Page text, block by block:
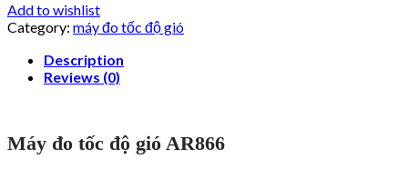
Add to wishlist
Category: máy đo tốc độ gió
Description
Reviews (0)
Máy đo tốc độ gió AR866